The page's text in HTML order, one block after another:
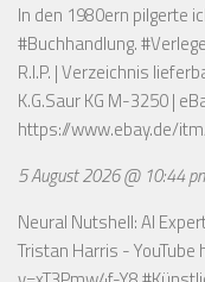
In den 1980ern pilgerte
#Buchhandlung.
R.I.P. | Verzeichnis
K.G.Saur KG M-3250 |
https://www.ebay.de/
5 August 2026 @ 10:44
Neural Nutshell: AI
Tristan Harris - YouTube